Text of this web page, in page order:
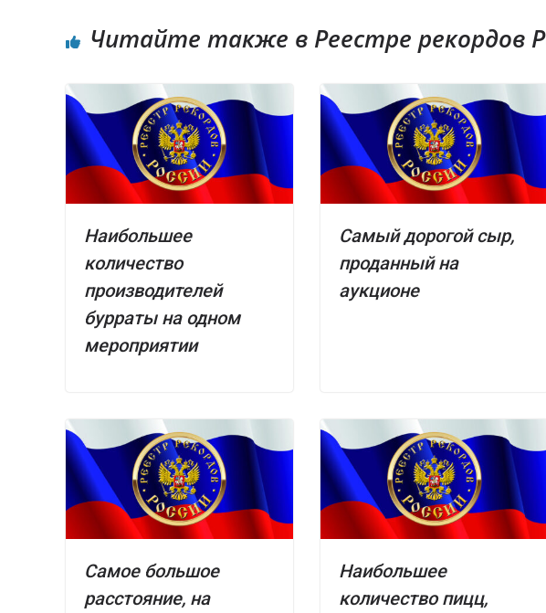
Читайте также в Реестре рекордов
Наибольшее
количество
производителей
бурраты на одном
мероприятии
Самый дорогой сыр,
проданный на
аукционе
Самое большое
расстояние, на
Наибольшее
количество пицц,